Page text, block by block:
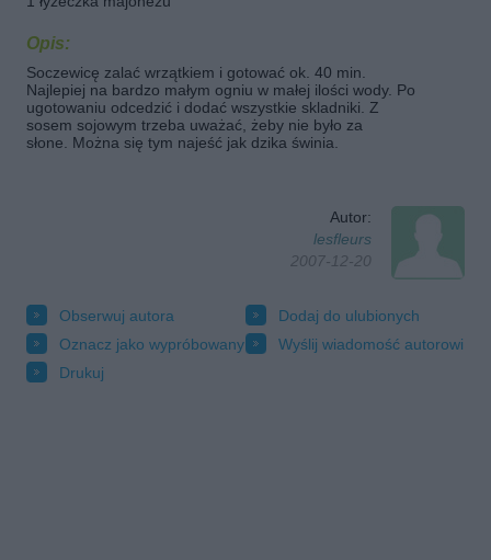
Opis:
Soczewicę zalać wrzątkiem i gotować ok. 40 min.
Najlepiej na bardzo małym ogniu w małej ilości wody. Po
ugotowaniu odcedzić i dodać wszystkie skladniki. Z
sosem sojowym trzeba uważać, żeby nie było za
słone. Można się tym najeść jak dzika świnia.
Autor:
lesfleurs
2007-12-20
Obserwuj autora
Dodaj do ulubionych
Oznacz jako wypróbowany
Wyślij wiadomość autorowi
Drukuj